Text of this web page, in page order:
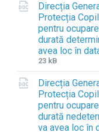
Direcția
Protecția
pentru
durată
avea loc în
F
i
l
e
e
x
t
F
i
l
e
s
i
z
23 kB
Direcția
Protecția
pentru
durată
va avea loc în